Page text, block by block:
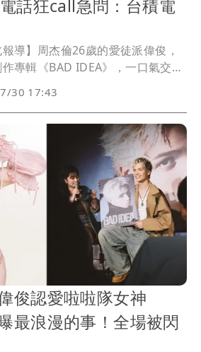
話狂call急問：台積電
報導】周杰倫26歲的愛徒派偉俊，
專輯《BAD IDEA》，一口氣交出
這次的專輯命名由來，派偉俊表
糟糕的決定，或許會迎來意想不
即可，過度糾結就不好玩了。」
Pop曲風、復古City Pop、全英
合作，展現出豐富的音樂企圖心與
30 17:43
俊認愛啦啦隊女神
最浪漫的事！全場被閃